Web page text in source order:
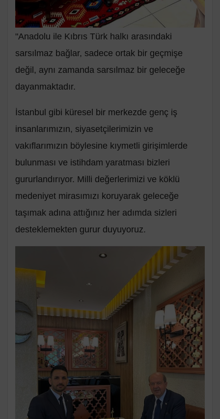
"Anadolu ile Kıbrıs Türk halkı arasındaki
sarsılmaz bağlar, sadece ortak bir geçmişe
değil, aynı zamanda sarsılmaz bir geleceğe
dayanmaktadır.
İstanbul gibi küresel bir merkezde genç iş
insanlarımızın, siyasetçilerimizin ve
vakıflarımızın böylesine kıymetli girişimlerde
bulunması ve istihdam yaratması bizleri
gururlandırıyor. Milli değerlerimizi ve köklü
medeniyet mirasımızı koruyarak geleceğe
taşımak adına attığınız her adımda sizleri
desteklemekten gurur duyuyoruz.